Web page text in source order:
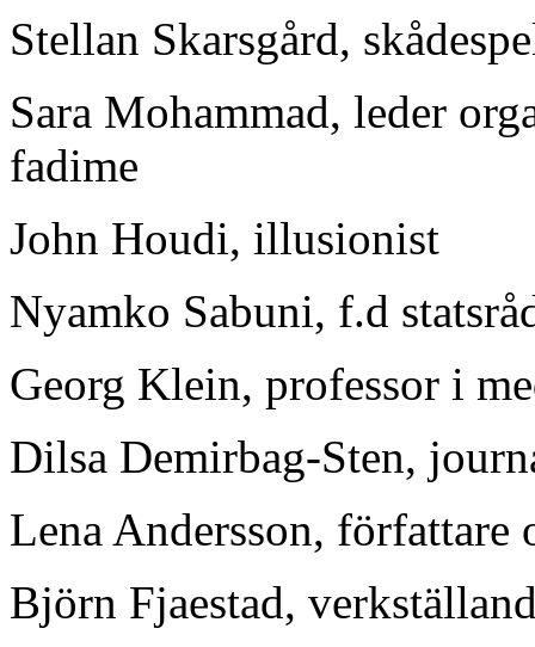
Stellan Skarsgård,
Sara Mohammad, leder
fadime
John Houdi, illusionist
Nyamko Sabuni, f.d
Georg Klein, professor i
Dilsa Demirbag-Sten,
Lena Andersson,
Björn Fjaestad,